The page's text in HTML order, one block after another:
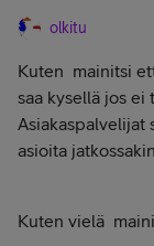
olkitu
Kuten mainitsi
saa kysellä jos ei
Asiakaspalvelijat
asioita
Kuten vielä